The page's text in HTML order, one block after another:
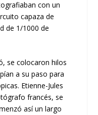
con un
capaza de
de 1/1000 de
se colocaron hilos
a su paso para
Etienne-Jules
francés, se
así un largo